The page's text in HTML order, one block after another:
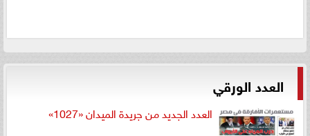
العدد الورقي
العدد الجديد من جريدة الميدان «1027»